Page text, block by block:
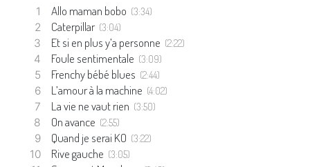
Allo maman bobo (3:34)
Caterpillar (3:04)
Et si en plus y’a personne (2:22)
Foule sentimentale (3:09)
Frenchy bébé blues (2:44)
L’amour à la machine (4:02)
La vie ne vaut rien (3:50)
On avance (2:55)
Quand je serai KO (3:22)
Rive gauche (3:05)